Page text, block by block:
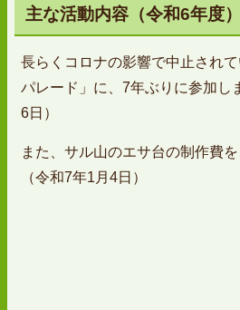
主な活動内容（令和6年度）
長らくコロナの影響で中止され
パレード」に、7年ぶりに参加し
6日）
また、サル山のエサ台の制作費
（令和7年1月4日）